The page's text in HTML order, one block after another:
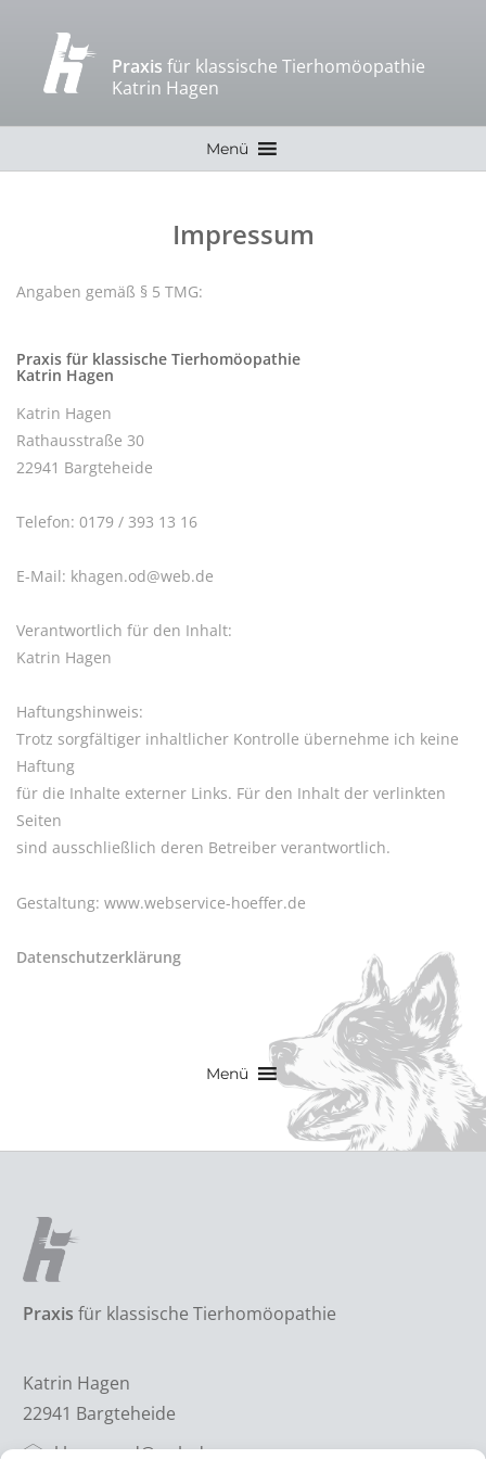
Praxis für klassische Tierhomöopathie
Katrin Hagen
Menü
Impressum
Angaben gemäß § 5 TMG:
Praxis für klassische Tierhomöopathie
Katrin Hagen
Katrin Hagen
Rathausstraße 30
22941 Bargteheide
Telefon: 0179 / 393 13 16
E-Mail: khagen.od@web.de
Verantwortlich für den Inhalt:
Katrin Hagen
Haftungshinweis:
Trotz sorgfältiger inhaltlicher Kontrolle übernehme ich keine
Haftung
für die Inhalte externer Links. Für den Inhalt der verlinkten
Seiten
sind ausschließlich deren Betreiber verantwortlich.
Gestaltung: www.webservice-hoeffer.de
Datenschutzerklärung
Menü
Praxis für klassische Tierhomöopathie
Katrin Hagen
22941 Bargteheide
khagen.od@web.de